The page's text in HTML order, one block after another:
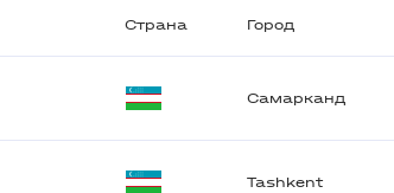
Страна Город
Самарканд
Tashkent